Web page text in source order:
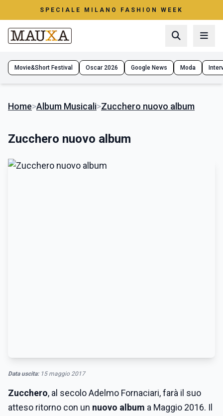
SPECIALE MILANO FASHION WEEK
Movie&Short Festival Oscar 2026 Google News Moda
Home>Album Musicali>Zucchero nuovo album
Zucchero nuovo album
Data uscita:15 maggio 2017
Zucchero, al secolo Adelmo Fornaciari, farà il suo
atteso ritorno con un nuovo album a Maggio 2016. Il